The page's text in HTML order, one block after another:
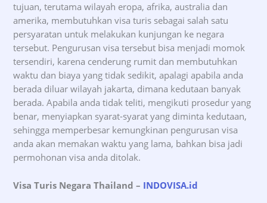
tujuan, terutama wilayah eropa, afrika, australia dan
amerika, membutuhkan visa turis sebagai salah satu
persyaratan untuk melakukan kunjungan ke negara
tersebut. Pengurusan visa tersebut bisa menjadi momok
tersendiri, karena cenderung rumit dan membutuhkan
waktu dan biaya yang tidak sedikit, apalagi apabila anda
berada diluar wilayah jakarta, dimana kedutaan banyak
berada. Apabila anda tidak teliti, mengikuti prosedur yang
benar, menyiapkan syarat-syarat yang diminta kedutaan,
sehingga memperbesar kemungkinan pengurusan visa
anda akan memakan waktu yang lama, bahkan bisa jadi
permohonan visa anda ditolak.
Visa Turis Negara Thailand – INDOVISA.id